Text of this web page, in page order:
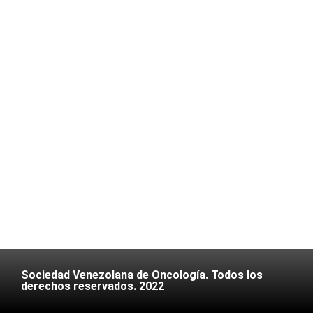
Sociedad Venezolana de Oncología. Todos los
derechos reservados. 2022